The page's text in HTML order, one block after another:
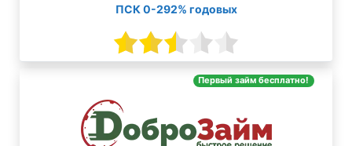
ПСК 0-292% годовых
Первый займ бесплатно!